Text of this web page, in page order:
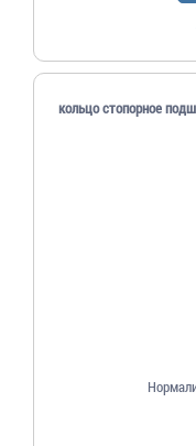
кольцо стопорное